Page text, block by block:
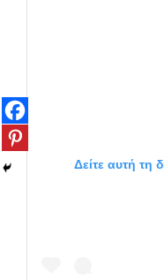
Δείτε αυτή τη